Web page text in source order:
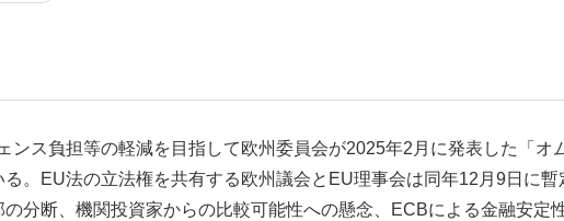
ンス負担等の軽減を目指して欧州委員会が2025年2月に発表した「オ
。EU法の立法権を共有する欧州議会とEU理事会は同年12月9日に暫
分断、機関投資家からの比較可能性への懸念、ECBによる金融安定